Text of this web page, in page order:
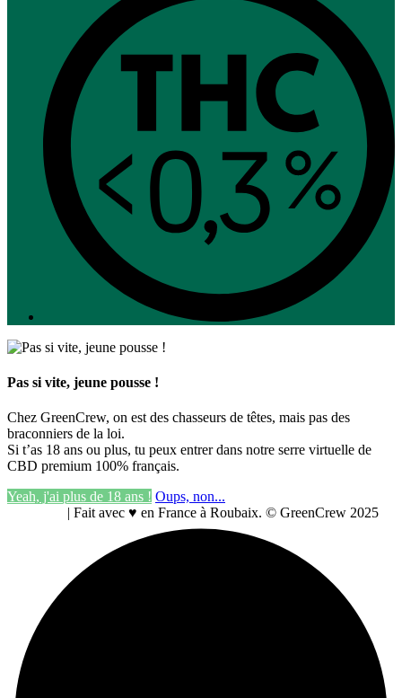
Pas si vite, jeune pousse !
Chez GreenCrew, on est des chasseurs de têtes, mais pas des
braconniers de la loi.
Si t’as 18 ans ou plus, tu peux entrer dans notre serre virtuelle de
CBD premium 100% français.
Yeah, j'ai plus de 18 ans ! Oups, non...
| Fait avec ♥ en France à Roubaix. © GreenCrew 2025